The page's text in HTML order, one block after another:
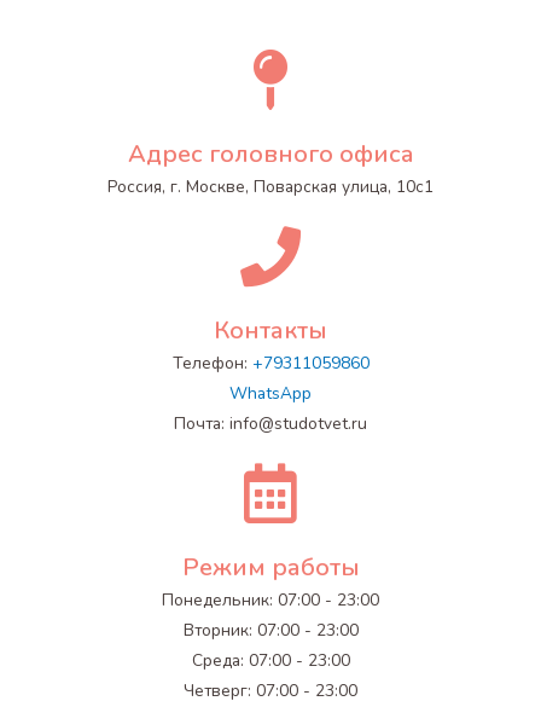
Адрес головного офиса
Россия, г. Москве, Поварская улица, 10с1
Контакты
Телефон: +79311059860
WhatsApp
Почта: info@studotvet.ru
Режим работы
Понедельник: 07:00 - 23:00
Вторник: 07:00 - 23:00
Среда: 07:00 - 23:00
Четверг: 07:00 - 23:00